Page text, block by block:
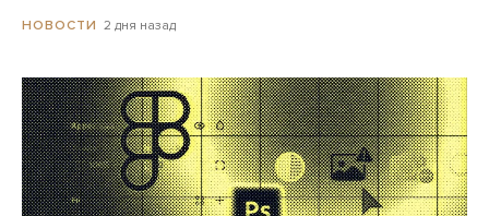
НОВОСТИ 2 дня назад